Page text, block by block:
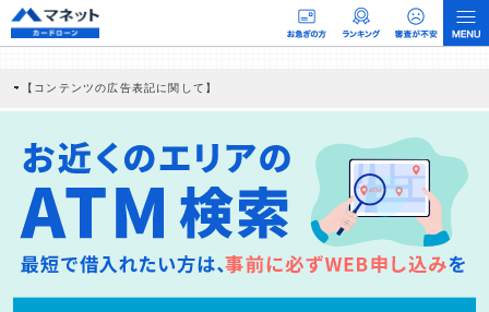
【コンテンツの広告表記に関して】
社に対して企業から紹介報酬が支払われるという収益モデルです。 ただし、特定の
商品を根拠なくPRするものではなく、当編集部の調査／ユーザーへの口コミ収集な
どに基づき、公平性を担保した情報提供を行っています。
>提携企業一覧